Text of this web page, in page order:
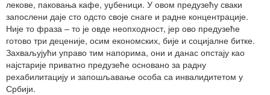
лекове, паковања кафе, уџбеници. У овом предузећу сваки
запослени даје сто одсто своје снаге и радне концентрације.
Није то фраза – то је овде неопходност, јер ово предузеће
готово три деценије, осим економских, бије и социјалне битке.
Захваљујући управо тим напорима, они и данас опстају као
најстарије приватно предузеће основано за радну
рехабилитацију и запошљавање особа са инвалидитетом у
Србији.